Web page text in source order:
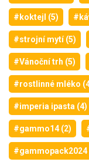
#koktejl (5)
#strojní mytí (5)
#Vánoční trh (5)
#rostlinné mléko
#imperia ipasta (4)
#gammo14 (2)
#gammopack2024